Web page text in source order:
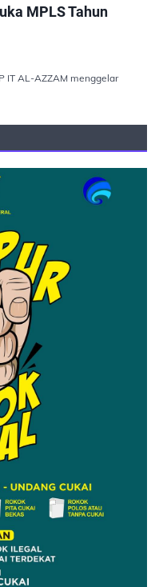
MPLS Tahun
IT AL-AZZAM menggelar